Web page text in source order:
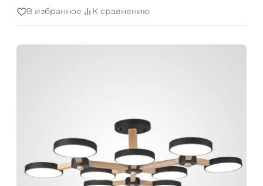
В избранное К сравнению